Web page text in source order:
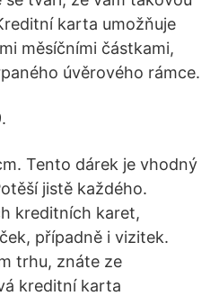
karta umožňuje
měsíčními částkami,
úvěrového rámce.
Tento dárek je vhodný
jistě každého.
kreditních karet,
případně i vizitek.
trhu, znáte ze
kreditní karta